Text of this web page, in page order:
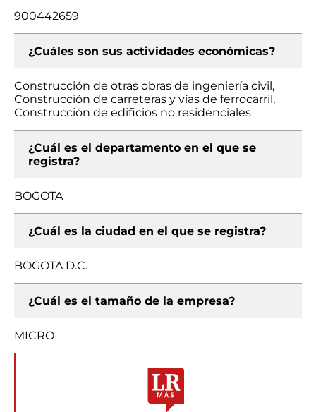
900442659
¿Cuáles son sus actividades económicas?
Construcción de otras obras de ingeniería civil,
Construcción de carreteras y vías de ferrocarril,
Construcción de edificios no residenciales
¿Cuál es el departamento en el que se
registra?
BOGOTA
¿Cuál es la ciudad en el que se registra?
BOGOTA D.C.
¿Cuál es el tamaño de la empresa?
MICRO